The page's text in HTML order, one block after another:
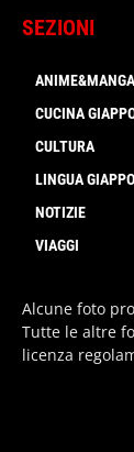
SEZIONI
ANIME&MANGA
CUCINA
CULTURA
LINGUA
NOTIZIE
VIAGGI
Alcune foto
Tutte le altre
licenza